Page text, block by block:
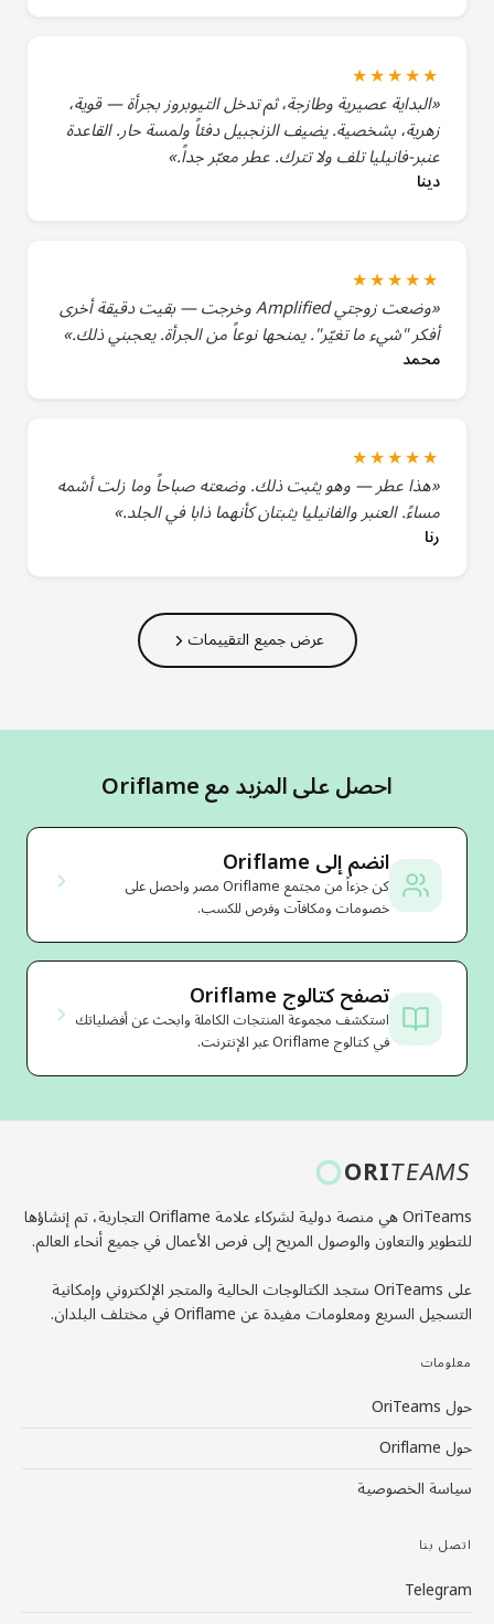
★★★★★
«البداية عصيرية وطازجة، ثم تدخل التيوبروز بجرأة — قوية،
زهرية، بشخصية. يضيف الزنجبيل دفئاً ولمسة حار. القاعدة
عنبر-فانيليا تلف ولا تترك. عطر معبّر جداً.»
دينا
★★★★★
«وضعت زوجتي Amplified وخرجت — بقيت دقيقة أخرى
أفكر "شيء ما تغيّر". يمنحها نوعاً من الجرأة. يعجبني ذلك.»
محمد
★★★★★
«هذا عطر — وهو يثبت ذلك. وضعته صباحاً وما زلت أشمه
مساءً. العنبر والفانيليا يثبتان كأنهما ذابا في الجلد.»
رنا
عرض جميع التقييمات
احصل على المزيد مع Oriflame
انضم إلى Oriflame
كن جزءاً من مجتمع Oriflame مصر واحصل على
خصومات ومكافآت وفرص للكسب.
تصفح كتالوج Oriflame
استكشف مجموعة المنتجات الكاملة وابحث عن أفضلياتك
في كتالوج Oriflame عبر الإنترنت.
ORITEAMS
OriTeams هي منصة دولية لشركاء علامة Oriflame التجارية، تم إنشاؤها
على OriTeams ستجد الكتالوجات الحالية والمتجر الإلكتروني وإمكانية
التسجيل السريع ومعلومات مفيدة عن Oriflame في مختلف البلدان.
معلومات
حول OriTeams
حول Oriflame
سياسة الخصوصية
اتصل بنا
Telegram